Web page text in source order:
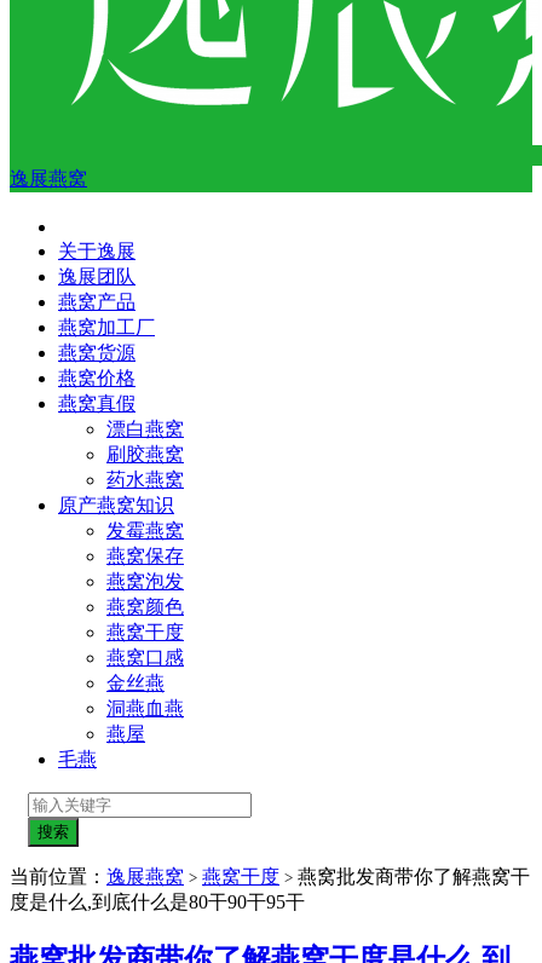
逸展燕窝
关于逸展
逸展团队
燕窝产品
燕窝加工厂
燕窝货源
燕窝价格
燕窝真假
漂白燕窝
刷胶燕窝
药水燕窝
原产燕窝知识
发霉燕窝
燕窝保存
燕窝泡发
燕窝颜色
燕窝干度
燕窝口感
金丝燕
洞燕血燕
燕屋
毛燕
当前位置： 逸展燕窝 > 燕窝干度 > 燕窝批发商带你了解燕窝干
度是什么,到底什么是80干90干95干